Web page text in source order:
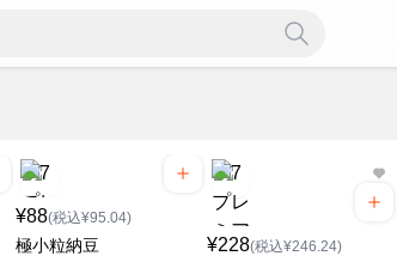
¥88(税込¥95.04)
極小粒納豆 ¥228(税込¥246.24)